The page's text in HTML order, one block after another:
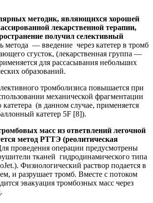
методик, являющихся хорошей
лекарственной терапии,
получил селективный
метода — введение через катетер в тромб
сгусток, (лекарственная группа —
для рассасывания небольших
образований.
тромболизиса повышается при
механической фрагментации
(в данном случае, применяется
катетер 5F [8]).
масс из ответвлений легочной
метод РТТЭ (реолитическая
проведения операции предусмотрены
тканей гидродинамического типа
Физиологический раствор подается в
и разрушает тромб. Вместе с потоком
эвакуация тромбозных масс через